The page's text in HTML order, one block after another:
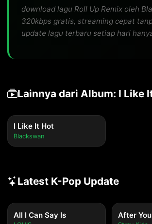
download lagu Roll Up Remix oleh
320kbps gratis, streaming cepat
update lagu terbaru setiap hari
Lainnya dari Album: I Like
I Like It Hot
Blackswan
Latest K-Pop Update
All I Can Say Is After You